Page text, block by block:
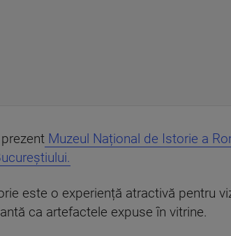
Muzeul Național de Istorie a
este o experiență atractivă pentru
ca artefactele expuse în vitrine.